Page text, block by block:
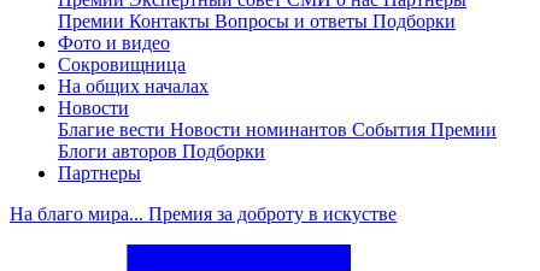
Премии Контакты Вопросы и ответы Подборки
Фото и видео
Сокровищница
На общих началах
Новости
Благие вести Новости номинантов События Премии
Блоги авторов Подборки
Партнеры
На благо мира... Премия за доброту в искустве